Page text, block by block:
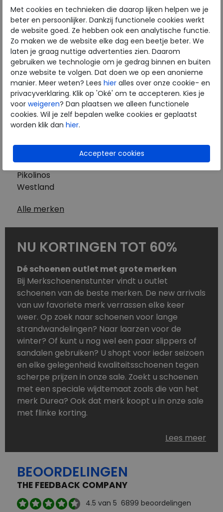
Piedi Nudi
Pikolinos
Solidus
Think
Waldlaufer
Westland
Wolky
Herenschoenen
Australian
Birkenstock
Clarks
Mephisto
Pikolinos
Westland
Alle merken
NU KORTINGEN TOT 60%
Dé schoenen outlet met grote merken
Bij Merkschoenenstunter vindt u outlet
schoenen van de beste merken. De new arrivals
van uw favoriete merk verrassen elke keer
weer. Op zoek naar schoenen voor lange
strandwandelingen? Naar laarzen voor de
winter? Of kunt u nog wel een paar slippers of
sandalen gebruiken? U shopt voor ieder seizoen
en elke gelegenheid kwaliteitsschoenen tegen
scherpe prijzen in onze sale. Zoekt u schoenen
met een speciale wijdtemaat zoals die van het
merk Durea? Ook dat merk koopt u in onze sale
met flinke korting.
Schoenen heeft u nooit genoeg. Goedkope
schoenen, maar dus wel van topmerken,
aanbod is zo compleet dat u altijd wel een
passend paar vindt.
Welke schoenmerken vindt u in onze online
Lees meer
BEOORDELINGEN
THE FEEDBACK COMPANY
4.5 van 5 6899 beoordelingen
Met cookies en technieken die daarop lijken helpen we je
beter en persoonlijker. Dankzij functionele cookies werkt
de website goed. Ze hebben ook een analytische functie.
Zo maken we de website elke dag een beetje beter. We
laten je graag nuttige advertenties zien. Daarom
gebruiken we technologie om je gedrag binnen en buiten
onze website te volgen. Dat doen we op een anonieme
manier. Meer weten? Lees hier alles over onze cookie- en
privacyverklaring. Klik op 'Oké' om te accepteren. Kies je
voor weigeren? Dan plaatsen we alleen functionele
cookies. Wil je zelf bepalen welke cookies er geplaatst
worden klik dan hier.